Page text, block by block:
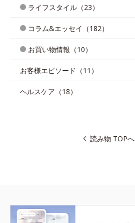
ライフスタイル（23）
コラム&エッセイ（182）
お買い物情報（10）
お客様エピソード（11）
ヘルスケア（18）
読み物 TOPへ